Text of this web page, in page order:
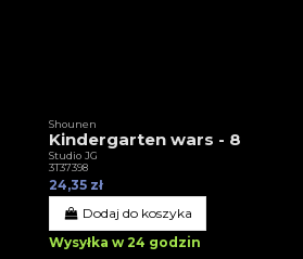
Shounen
Kindergarten wars - 8
Studio JG
3T37398
24,35 zł
Dodaj do koszyka
Wysyłka w 24 godzin